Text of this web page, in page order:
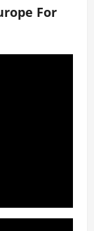
For